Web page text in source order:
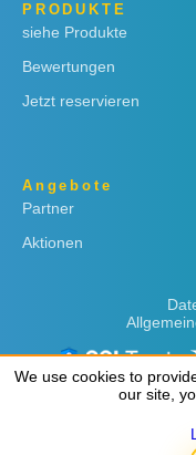
PRODUKTE
siehe Produkte
Bewertungen
Jetzt reservieren
Angebote
Partner
Aktionen
We use cookies to
our site,
We use cookies to
our site,